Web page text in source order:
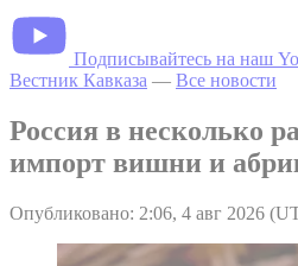
Подписывайтесь на наш
Вестник Кавказа — Все новости
Россия в несколько
импорт вишни и
Опубликовано: 2:06, 4 авг 2026